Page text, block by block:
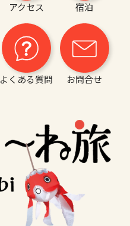
アクセス 宿泊
よくある質問 お問合せ